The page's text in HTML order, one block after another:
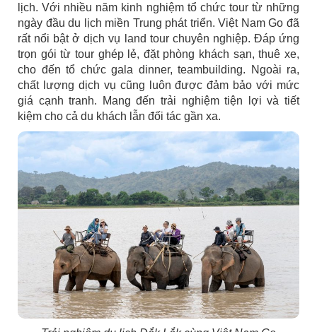
lịch. Với nhiều năm kinh nghiệm tổ chức tour từ những
ngày đầu du lịch miền Trung phát triển. Việt Nam Go đã
rất nổi bật ở dịch vụ land tour chuyên nghiệp. Đáp ứng
trọn gói từ tour ghép lẻ, đặt phòng khách sạn, thuê xe,
cho đến tổ chức gala dinner, teambuilding. Ngoài ra,
chất lượng dịch vụ cũng luôn được đảm bảo với mức
giá cạnh tranh. Mang đến trải nghiệm tiện lợi và tiết
kiệm cho cả du khách lẫn đối tác gần xa.